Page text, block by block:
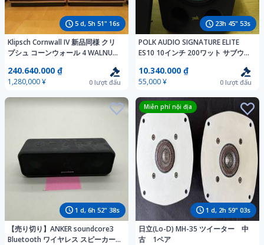
5 d, 5h 51" 14s
Klipsch Cornwall IV 新品同様 クリ
プシュ コーンウォール 4 WALNUT
カー保証2027年5月まで 送料無料
240.640.000 ₫
1,280,000 ¥ 0 lượt đấu
23h 45" 51s
POLK AUDIO SIGNATURE ELITE
ES10 10インチ 200ワット サブウー
10.340.000 ₫
55,000 ¥ 0 lượt đấu
1 d, 6h 52" 36s
【売り切り】ANKER soundcore3
Bluetooth ワイヤレス スピーカー
1 d, 2h 59" 01s
Miễn phí nội địa
日立(Lo-D) MH-35 ツイーター 中
古 1ペア